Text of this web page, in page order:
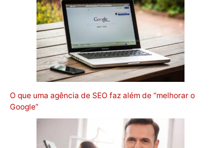
O que uma agência de SEO faz além de “melhorar o
Google”